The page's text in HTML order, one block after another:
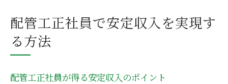
配管工正社員で安定収入を実現す
る方法
配管工正社員が得る安定収入のポイント